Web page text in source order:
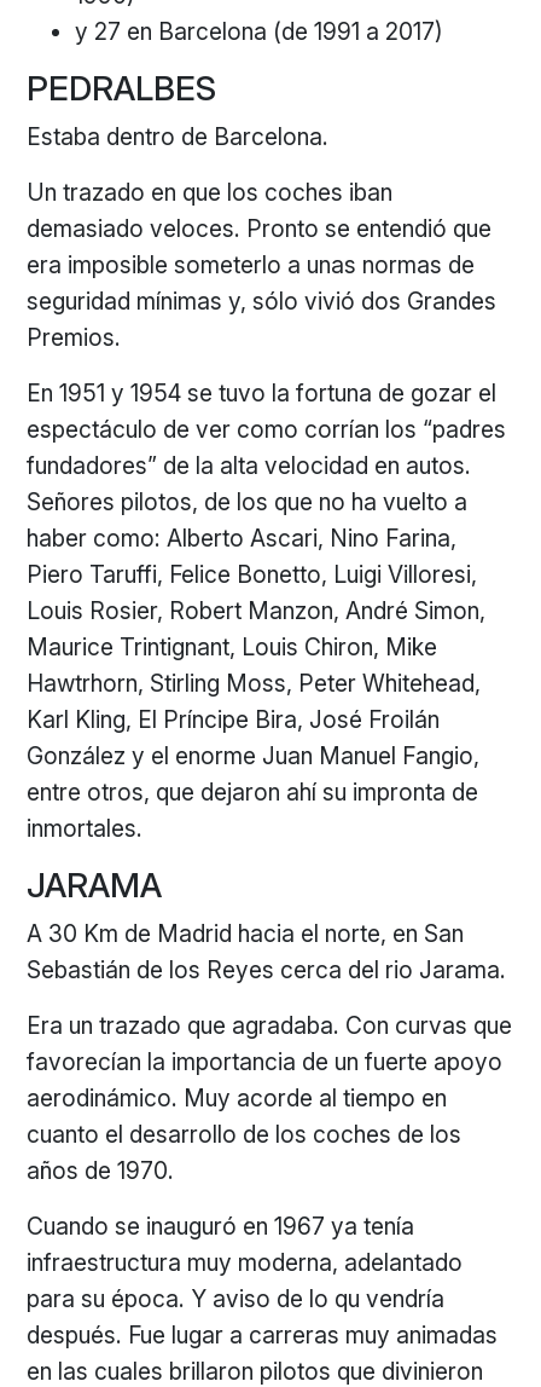
y 27 en Barcelona (de 1991 a 2017)
PEDRALBES
Estaba dentro de Barcelona.
Un trazado en que los coches iban
demasiado veloces. Pronto se entendió que
era imposible someterlo a unas normas de
seguridad mínimas y, sólo vivió dos Grandes
Premios.
En 1951 y 1954 se tuvo la fortuna de gozar el
espectáculo de ver como corrían los “padres
fundadores” de la alta velocidad en autos.
Señores pilotos, de los que no ha vuelto a
haber como: Alberto Ascari, Nino Farina,
Piero Taruffi, Felice Bonetto, Luigi Villoresi,
Louis Rosier, Robert Manzon, André Simon,
Maurice Trintignant, Louis Chiron, Mike
Hawtrhorn, Stirling Moss, Peter Whitehead,
Karl Kling, El Príncipe Bira, José Froilán
González y el enorme Juan Manuel Fangio,
entre otros, que dejaron ahí su impronta de
inmortales.
JARAMA
A 30 Km de Madrid hacia el norte, en San
Sebastián de los Reyes cerca del rio Jarama.
Era un trazado que agradaba. Con curvas que
favorecían la importancia de un fuerte apoyo
aerodinámico. Muy acorde al tiempo en
cuanto el desarrollo de los coches de los
años de 1970.
Cuando se inauguró en 1967 ya tenía
infraestructura muy moderna, adelantado
para su época. Y aviso de lo qu vendría
después. Fue lugar a carreras muy animadas
en las cuales brillaron pilotos que divinieron